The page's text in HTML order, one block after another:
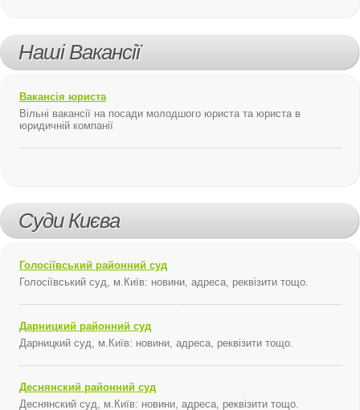
Наші Вакансії
Вакансія юриста
Вільні вакансії на посади молодшого юриста та юриста в
юридичній компанії
Суди Києва
Голосіївський районний суд
Голосіївський суд, м.Київ: новини, адреса, реквізити тощо.
Дарницкий районний суд
Дарницкий суд, м.Київ: новини, адреса, реквізити тощо.
Деснянский районний суд
Деснянский суд, м.Київ: новини, адреса, реквізити тощо.